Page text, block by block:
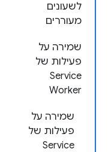
לשעונים
מעוררים
שמירה על
פעילות של
Service
Worker
שמירה על
פעילות של
Service